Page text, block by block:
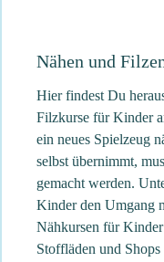
Nähen und
Hier findest Du
Filzkurse für Kinder
ein neues Spielzeug
selbst übernimmt,
gemacht werden.
Kinder den Umgang
Nähkursen für
Stoffläden und